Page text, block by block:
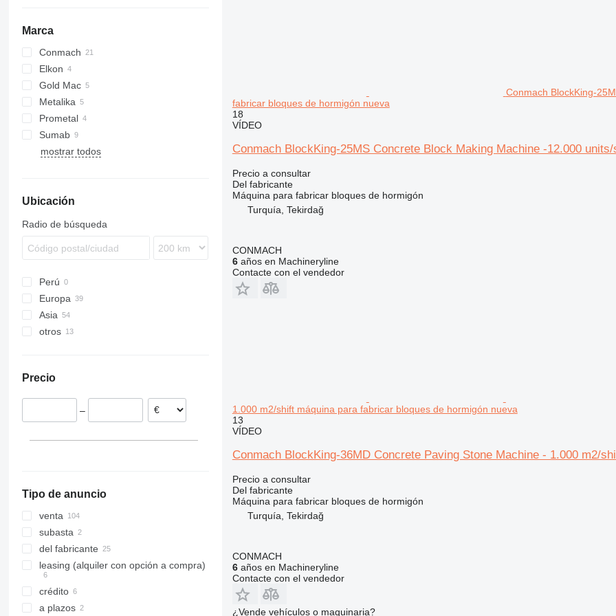
Marca
Conmach
BlockKing
20
30
Elkon
Gold Mac
Metalika
Prometal
Sumab
R-500
mostrar todos
Ubicación
Radio de búsqueda
Perú
Europa
Serbia
Países Bajos
Croacia
Asia
Turquía
otros
Senegal
Nigeria
Precio
–
Tipo de anuncio
venta
subasta
del fabricante
leasing (alquiler con opción a compra)
crédito
a plazos
Conmach BlockKing-
fabricar bloques de hormigón nueva
18
VÍDEO
Conmach BlockKing-25MS Concrete Block Making Machine -12.000
Precio a consultar
Del fabricante
Máquina para fabricar bloques de hormigón
Turquía, Tekirdağ
CONMACH
6años en Machineryline
Contacte con el vendedor
1.000 m2/shift máquina para fabricar bloques de hormigón nueva
13
VÍDEO
Conmach BlockKing-36MD Concrete Paving Stone Machine - 1.000 m2/
Precio a consultar
Del fabricante
Máquina para fabricar bloques de hormigón
Turquía, Tekirdağ
CONMACH
6años en Machineryline
Contacte con el vendedor
¿Vende vehículos o maquinaria?